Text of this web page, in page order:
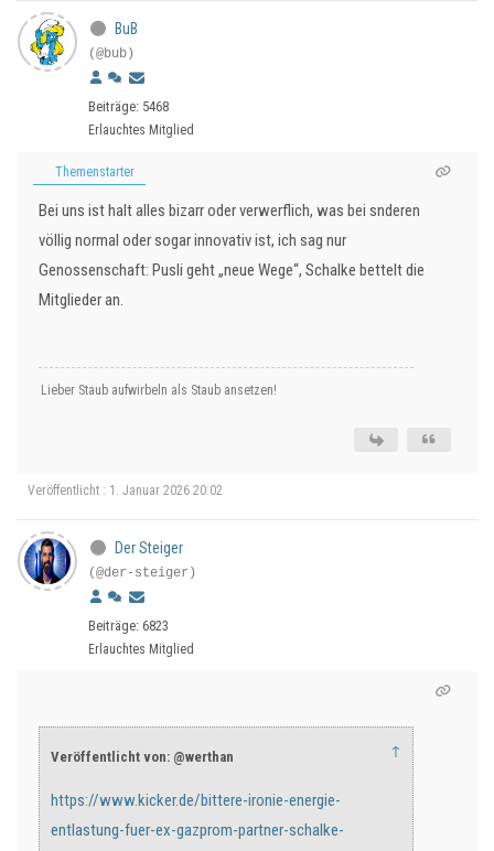
BuB
(@bub)
Beiträge: 5468
Erlauchtes Mitglied
Themenstarter
Bei uns ist halt alles bizarr oder verwerflich, was bei snderen
völlig normal oder sogar innovativ ist, ich sag nur
Genossenschaft: Pusli geht „neue Wege“, Schalke bettelt die
Mitglieder an.
Lieber Staub aufwirbeln als Staub ansetzen!
Veröffentlicht : 1. Januar 2026 20:02
Der Steiger
(@der-steiger)
Beiträge: 6823
Erlauchtes Mitglied
Veröffentlicht von: @werthan ↑
https://www.kicker.de/bittere-ironie-energie-
entlastung-fuer-ex-gazprom-partner-schalke-